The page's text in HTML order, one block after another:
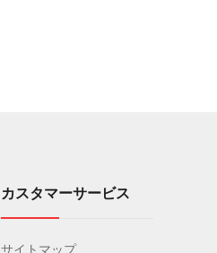
カスタマーサービス
サイトマップ